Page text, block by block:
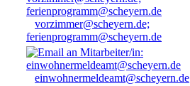
vorzimmer@scheyern.de;
ferienprogramm@scheyern.de
einwohnermeldeamt@scheyern.de